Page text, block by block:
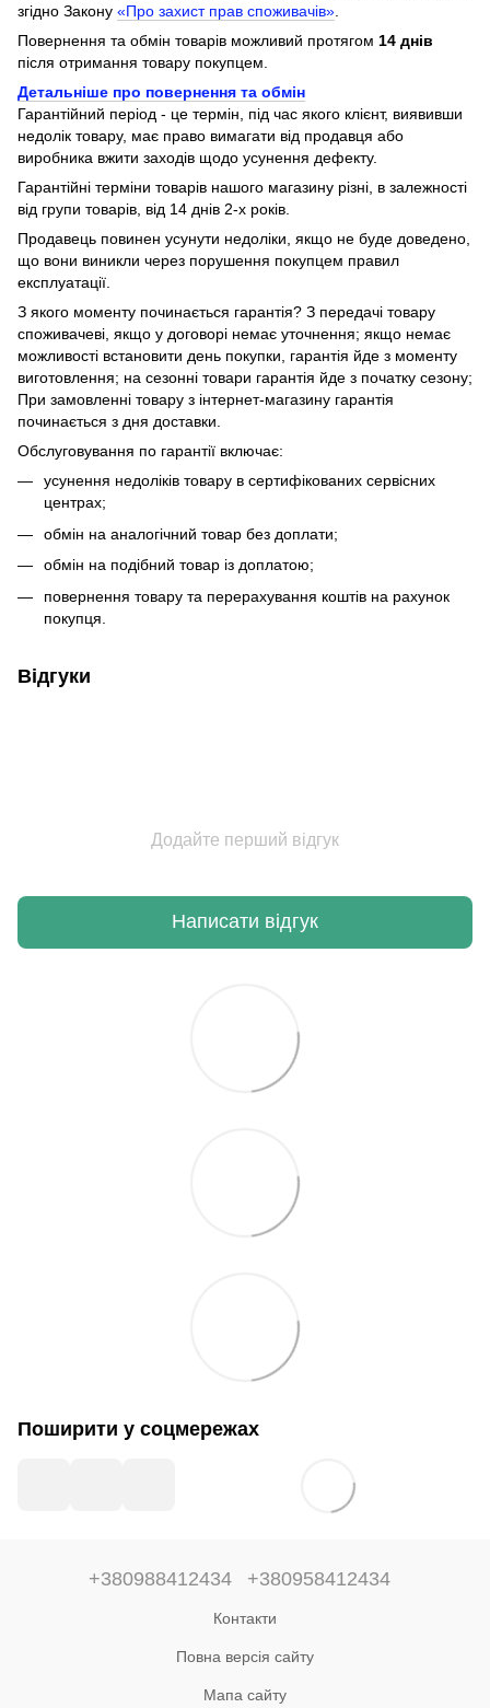
згідно Закону «Про захист прав споживачів».
Повернення та обмін товарів можливий протягом 14 днів
після отримання товару покупцем.
Детальніше про повернення та обмін
Гарантійний період - це термін, під час якого клієнт, виявивши
недолік товару, має право вимагати від продавця або
виробника вжити заходів щодо усунення дефекту.
Гарантійні терміни товарів нашого магазину різні, в залежності
від групи товарів, від 14 днів 2-х років.
Продавець повинен усунути недоліки, якщо не буде доведено,
що вони виникли через порушення покупцем правил
експлуатації.
З якого моменту починається гарантія? З передачі товару
споживачеві, якщо у договорі немає уточнення; якщо немає
можливості встановити день покупки, гарантія йде з моменту
виготовлення; на сезонні товари гарантія йде з початку сезону;
При замовленні товару з інтернет-магазину гарантія
починається з дня доставки.
Обслуговування по гарантії включає:
усунення недоліків товару в сертифікованих сервісних
центрах;
обмін на аналогічний товар без доплати;
обмін на подібний товар із доплатою;
повернення товару та перерахування коштів на рахунок
покупця.
Відгуки
Додайте перший відгук
Написати відгук
Поширити у соцмережах
+380988412434 +380958412434
Контакти
Повна версія сайту
Мапа сайту